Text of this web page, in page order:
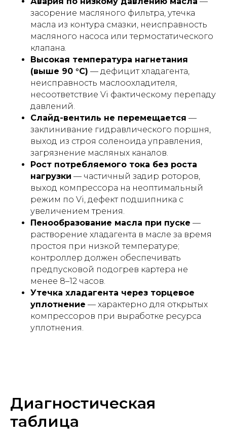
засорение масляного фильтра, утечка
масла из контура смазки, неисправность
масляного насоса или термостатического
клапана.
Высокая температура нагнетания
(выше 90 °С) — дефицит хладагента,
неисправность маслоохладителя,
несоответствие Vi фактическому перепаду
давлений.
Слайд-вентиль не перемещается —
заклинивание гидравлического поршня,
выход из строя соленоида управления,
загрязнение масляных каналов.
Рост потребляемого тока без роста
нагрузки — частичный задир роторов,
выход компрессора на неоптимальный
режим по Vi, дефект подшипника с
увеличением трения.
Пенообразование масла при пуске —
растворение хладагента в масле за время
простоя при низкой температуре;
контроллер должен обеспечивать
предпусковой подогрев картера не
менее 8–12 часов.
Утечка хладагента через торцевое
уплотнение — характерно для открытых
компрессоров при выработке ресурса
уплотнения.
Диагностическая
таблица